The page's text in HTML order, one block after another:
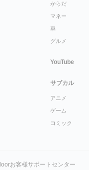
からだ
マネー
車
グルメ
YouTube
サブカル
アニメ
ゲーム
コミック
お客様サポートセンター